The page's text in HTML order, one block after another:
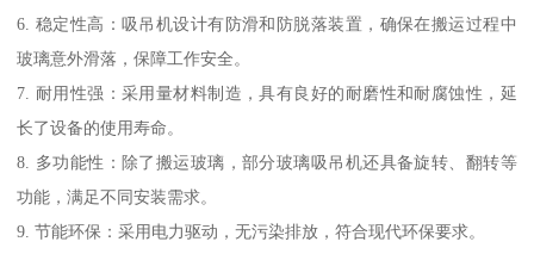
6. 稳定性高：吸吊机设计有防滑和防脱落装置，确保在搬运过程中
玻璃意外滑落，保障工作安全。
7. 耐用性强：采用量材料制造，具有良好的耐磨性和耐腐蚀性，延
长了设备的使用寿命。
8. 多功能性：除了搬运玻璃，部分玻璃吸吊机还具备旋转、翻转等
功能，满足不同安装需求。
9. 节能环保：采用电力驱动，无污染排放，符合现代环保要求。